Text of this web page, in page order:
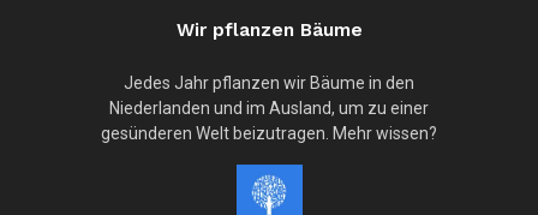
Wir pflanzen Bäume
Jedes Jahr pflanzen wir Bäume in den
Niederlanden und im Ausland, um zu einer
gesünderen Welt beizutragen. Mehr wissen?